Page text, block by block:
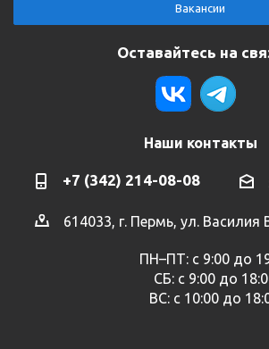
Вакансии
Оставайтесь на
Наши контакты
+7 (342) 214-08-08
614033, г. Пермь, ул. Василия
ПН–ПТ: с 9:00 до
СБ: с 9:00 до
ВС: с 10:00 до